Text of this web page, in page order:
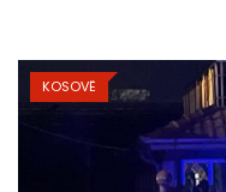
KOSOVË